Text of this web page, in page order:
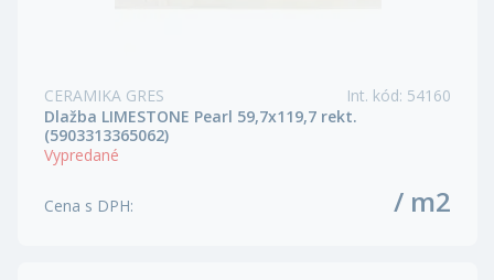
CERAMIKA GRES Int. kód: 54160
Dlažba LIMESTONE Pearl 59,7x119,7 rekt.
(5903313365062)
Vypredané
Cena s DPH: / m2